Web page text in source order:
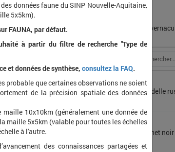
Nom
Hirundo rustica Hirondelle
Martinet noir
données faune du SINP Nouvelle-Aquitaine,
5x5km).
FAUNA, par défaut.
à partir du filtre de recherche "Type de
et données de synthèse, consultez la FAQ.
probable que certaines observations ne soient
de la précision spatiale des données
10x10km (généralement une donnée de
maille 5x5km (valable pour toutes les échelles
à l'autre.
des connaissances partagées et